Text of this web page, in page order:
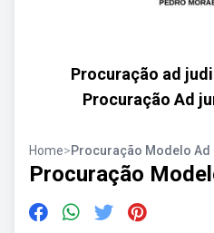
Procuração ad
Procuração Ad
Home>Procuração Modelo
Procuração